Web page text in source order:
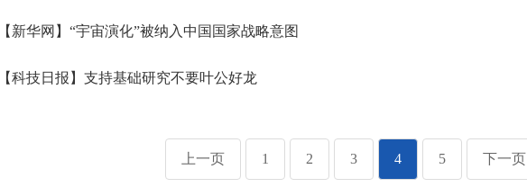
【新华网】“宇宙演化”被纳入中国国家战略意图
【科技日报】支持基础研究不要叶公好龙
上一页 1 2 3 4 5 下一页